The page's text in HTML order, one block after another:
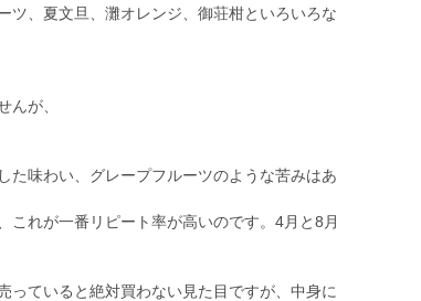
、夏文旦、灘オレンジ、御荘柑といろいろな
が、
た味わい、グレープフルーツのような苦みはあ
れが一番リピート率が高いのです。4月と8月
っていると絶対買わない見た目ですが、中身に